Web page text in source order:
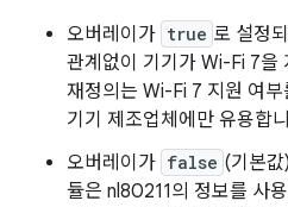
오버레이가 true 로 설정
관계없이 기기가 Wi-Fi 7을
재정의는 Wi-Fi 7 지원 여
기기 제조업체에만 유용합
오버레이가 false (기본
듈은 nl80211의 정보를 사